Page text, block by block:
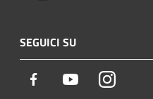
SEGUICI SU
Facebook Youtube